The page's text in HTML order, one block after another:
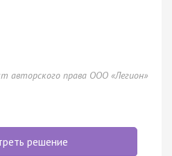
авторского права ООО «Легион»
решение